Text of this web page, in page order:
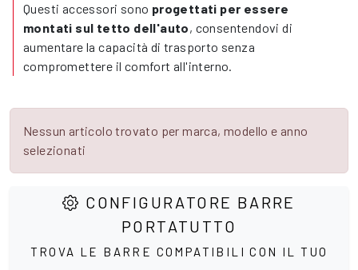
Questi accessori sono progettati per essere
montati sul tetto dell'auto, consentendovi di
aumentare la capacità di trasporto senza
compromettere il comfort all'interno.
Nessun articolo trovato per marca, modello e anno
selezionati
CONFIGURATORE BARRE
PORTATUTTO
TROVA LE BARRE COMPATIBILI CON IL TUO